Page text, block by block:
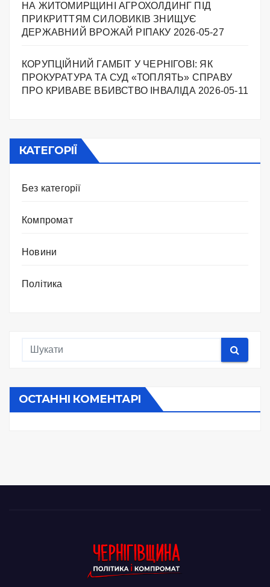
НА ЖИТОМИРЩИНІ АГРОХОЛДИНГ ПІД
ПРИКРИТТЯМ СИЛОВИКІВ ЗНИЩУЄ
ДЕРЖАВНИЙ ВРОЖАЙ РІПАКУ ​ 2026-05-27
КОРУПЦІЙНИЙ ГАМБІТ У ЧЕРНІГОВІ: ЯК
ПРОКУРАТУРА ТА СУД «ТОПЛЯТЬ» СПРАВУ
ПРО КРИВАВЕ ВБИВСТВО ІНВАЛІДА 2026-05-11
КАТЕГОРІЇ
Без категорії
Компромат
Новини
Політика
ОСТАННІ КОМЕНТАРІ